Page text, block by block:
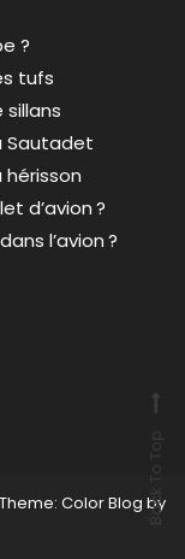
?
tufs
Sautadet
d’avion ?
l’avion ?
Theme: Color Blog by
Back To Top